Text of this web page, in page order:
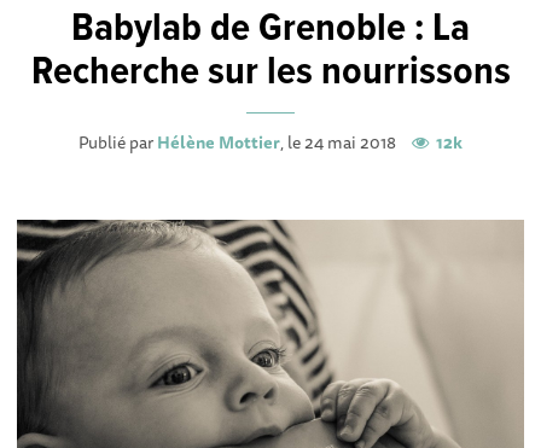
Babylab de Grenoble : La
Recherche sur les nourrissons
Publié parHélène Mottier, le 24 mai 2018 12k